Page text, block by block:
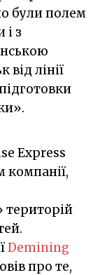
були полем
з
від лінії
Express
компанії,
територій
Demining
про те,